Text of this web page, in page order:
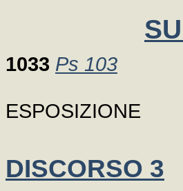
1033 Ps 103
ESPOSIZIONE
DISCORSO 3